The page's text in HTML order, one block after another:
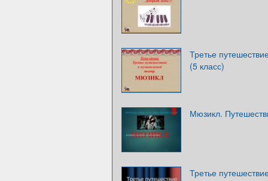
Третье
(5 класс)
Мюзикл.
Третье